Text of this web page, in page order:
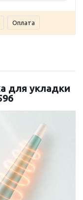
Оплата
для укладки